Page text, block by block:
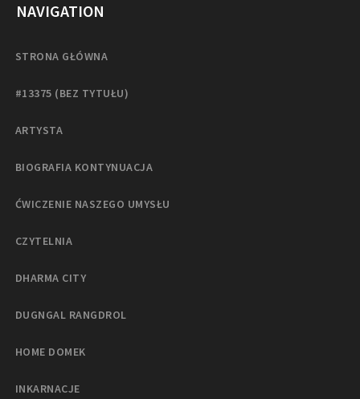
NAVIGATION
STRONA GŁÓWNA
#13375 (BEZ TYTUŁU)
ARTYSTA
BIOGRAFIA KONTYNUACJA
ĆWICZENIE NASZEGO UMYSŁU
CZYTELNIA
DHARMA CITY
DUGNGAL RANGDROL
HOME DOMEK
INKARNACJE